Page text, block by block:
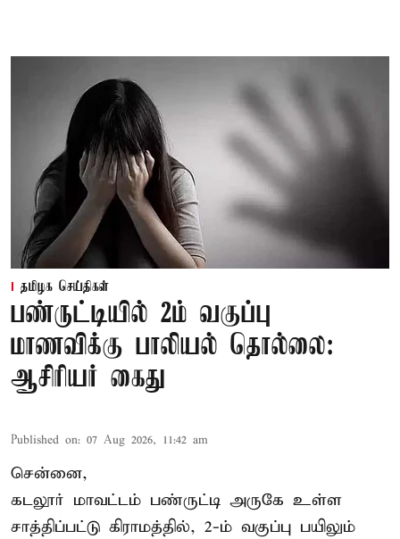
தமிழக செய்திகள்
பண்ருட்டியில் 2ம் வகுப்பு
மாணவிக்கு பாலியல் தொல்லை:
ஆசிரியர் கைது
Published on: 07 Aug 2026, 11:42 am
சென்னை,
கடலூர் மாவட்டம் பண்ருட்டி அருகே உள்ள
சாத்திப்பட்டு கிராமத்தில், 2-ம் வகுப்பு பயிலும்